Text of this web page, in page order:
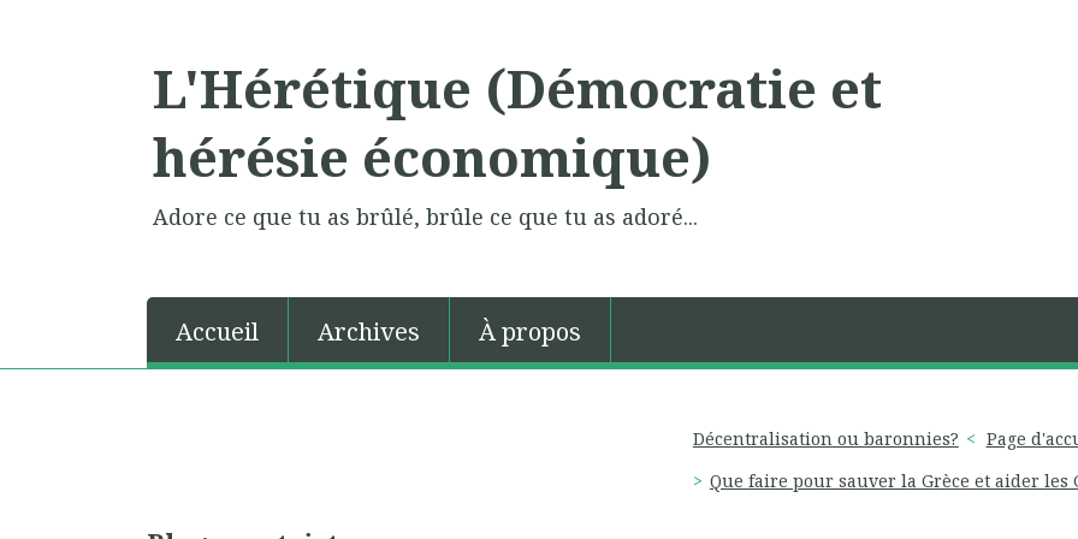
L'Hérétique (Démocratie et
hérésie économique)
Adore ce que tu as brûlé, brûle ce que tu as adoré...
Accueil Archives À propos
Décentralisation ou baronnies?
Page
Que faire pour sauver la Grèce et aider les